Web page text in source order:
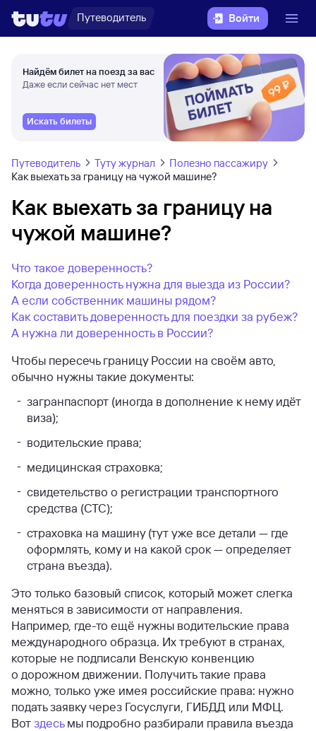
Путеводитель Войти
Найдём билет на поезд за вас
Даже если сейчас нет мест
Искать билеты
Путеводитель Туту журнал
Полезно пассажиру
Как выехать за границу на чужой машине?
Как выехать за границу на
чужой машине?
Что такое доверенность?
Когда доверенность нужна для выезда из России?
А если собственник машины рядом?
Как составить доверенность для поездки за рубеж?
А нужна ли доверенность в России?
Чтобы пересечь границу России на своём авто,
обычно нужны такие документы:
загранпаспорт (иногда в дополнение к нему идёт
виза);
водительские права;
медицинская страховка;
свидетельство о регистрации транспортного
средства (СТС);
страховка на машину (тут уже все детали — где
оформлять, кому и на какой срок — определяет
страна въезда).
Это только базовый список, который может слегка
меняться в зависимости от направления.
Например, где-то ещё нужны водительские права
международного образца. Их требуют в странах,
которые не подписали Венскую конвенцию
о дорожном движении. Получить такие права
можно, только уже имея российские права: нужно
подать заявку через Госуслуги, ГИБДД или МФЦ.
Вотздесьмы подробно разбирали правила въезда